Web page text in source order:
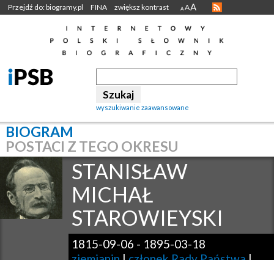
Przejdź do: biogramy.pl FINA zwiększ kontrast A AA
wyszukiwanie zaawansowane
BIOGRAM
POSTACI Z TEGO OKRESU
STANISŁAW
MICHAŁ
STAROWIEYSKI
1815-09-06 - 1895-03-18